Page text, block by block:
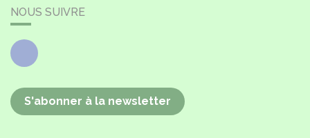
NOUS SUIVRE
Facebook
S'abonner à la newsletter